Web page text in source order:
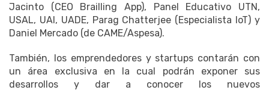
Jacinto (CEO Brailling App), Panel Educativo UTN,
USAL, UAI, UADE, Parag Chatterjee (Especialista IoT) y
Daniel Mercado (de CAME/Aspesa).
También, los emprendedores y startups contarán con
un área exclusiva en la cual podrán exponer sus
desarrollos y dar a conocer los nuevos